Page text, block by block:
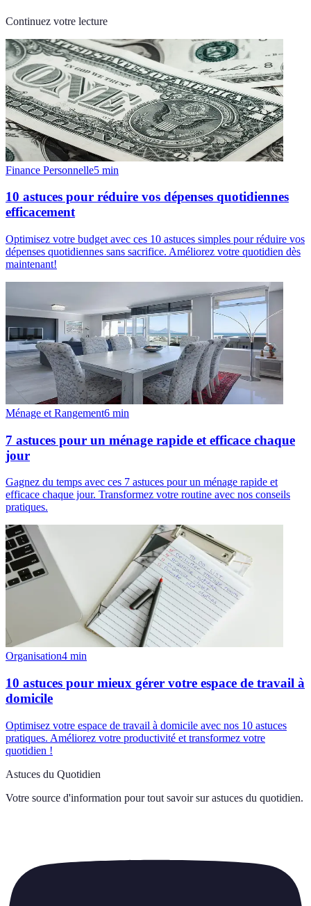
Continuez votre lecture
Finance Personnelle5 min
10 astuces pour réduire vos dépenses quotidiennes
efficacement
Optimisez votre budget avec ces 10 astuces simples pour réduire vos
dépenses quotidiennes sans sacrifice. Améliorez votre quotidien dès
maintenant!
Ménage et Rangement6 min
7 astuces pour un ménage rapide et efficace chaque
jour
Gagnez du temps avec ces 7 astuces pour un ménage rapide et
efficace chaque jour. Transformez votre routine avec nos conseils
pratiques.
Organisation4 min
10 astuces pour mieux gérer votre espace de travail à
domicile
Optimisez votre espace de travail à domicile avec nos 10 astuces
pratiques. Améliorez votre productivité et transformez votre
quotidien !
Astuces du Quotidien
Votre source d'information pour tout savoir sur astuces du quotidien.